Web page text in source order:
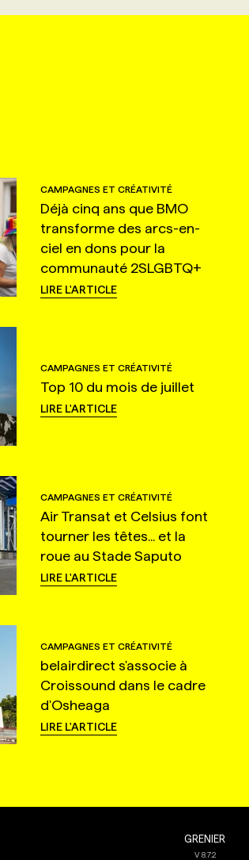
CAMPAGNES ET CRÉATIVITÉ
Déjà cinq ans que BMO
transforme des arcs-en-
ciel en dons pour la
communauté 2SLGBTQ+
LIRE L'ARTICLE
CAMPAGNES ET CRÉATIVITÉ
Top 10 du mois de juillet
LIRE L'ARTICLE
CAMPAGNES ET CRÉATIVITÉ
Air Transat et Celsius font
tourner les têtes... et la
roue au Stade Saputo
LIRE L'ARTICLE
CAMPAGNES ET CRÉATIVITÉ
belairdirect s'associe à
Croissound dans le cadre
d'Osheaga
LIRE L'ARTICLE
GRENIER
V8.7.2